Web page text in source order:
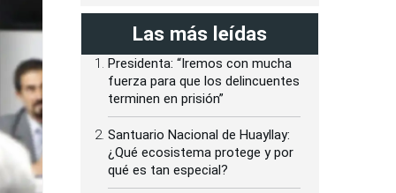
Las más leídas
Presidenta: “Iremos con mucha
fuerza para que los delincuentes
terminen en prisión”
Santuario Nacional de Huayllay:
¿Qué ecosistema protege y por
qué es tan especial?